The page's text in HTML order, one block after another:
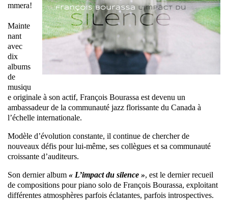
mmera!
Mainte
nant
avec
dix
albums
de
musiqu
e originale à son actif, François Bourassa est devenu un
ambassadeur de la communauté jazz florissante du Canada à
l’échelle internationale.
Modèle d’évolution constante, il continue de chercher de
nouveaux défis pour lui-même, ses collègues et sa communauté
croissante d’auditeurs.
Son dernier album « L’impact du silence », est le dernier recueil
de compositions pour piano solo de François Bourassa, exploitant
différentes atmosphères parfois éclatantes, parfois introspectives.